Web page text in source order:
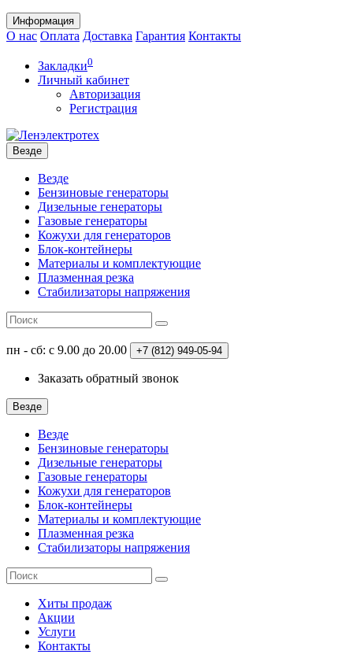
Информация
О нас Оплата Доставка Гарантия Контакты
Закладки0
Личный кабинет
Авторизация
Регистрация
Везде
Везде
Бензиновые генераторы
Дизельные генераторы
Газовые генераторы
Кожухи для генераторов
Блок-контейнеры
Материалы и комплектующие
Плазменная резка
Стабилизаторы напряжения
пн - сб: с 9.00 до 20.00 +7 (812) 949-05-94
Заказать обратный звонок
Везде
Везде
Бензиновые генераторы
Дизельные генераторы
Газовые генераторы
Кожухи для генераторов
Блок-контейнеры
Материалы и комплектующие
Плазменная резка
Стабилизаторы напряжения
Хиты продаж
Акции
Услуги
Контакты